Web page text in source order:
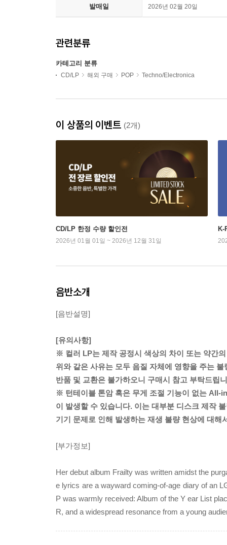
발매일 2026년 02월 20일
관련분류
카테고리 분류
CD/LP 해외 구매 POP Techno/Electronica
이 상품의 이벤트 (2개)
CD/LP 한정 수량 할인전
2026년 01월 01일 ~ 2026년 12월 31일
K-
음반소개
[음반설명]
[유의사항]
※ 컬러 LP는 제작 공정시 색상의 차이 또는 약간
위와 같은 사유는 모두 음질 자체에 영향을 주는 불
반품 및 교환은 불가하오니 구매시 참고 부탁드립
※ 턴테이블 톤암 혹은 무게 조절 기능이 없는 All-
이 발생할 수 있습니다. 이는 대부분 디스크 제작
기기 문제로 인해 발생하는 재생 불량 현상에 대
[부가정보]
Her debut album Frailty was written amidst the
e lyrics are a wayward coming-of-age diary of an
P was warmly received: Album of the Y ear List
R, and a widespread resonance from a young